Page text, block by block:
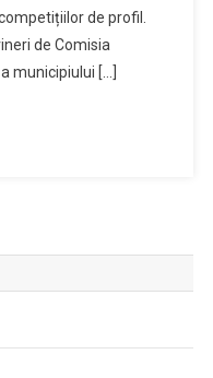
de profil.
de Comisia
municipiului […]